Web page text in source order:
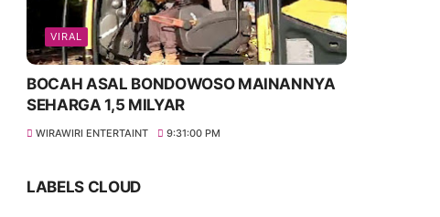
VIRAL
BOCAH ASAL BONDOWOSO MAINANNYA
SEHARGA 1,5 MILYAR
WIRAWIRI ENTERTAINT 9:31:00 PM
LABELS CLOUD